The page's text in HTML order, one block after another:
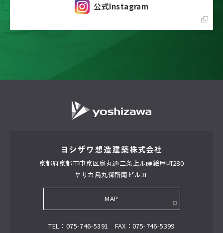
公式Instagram
京都府京都市中京区烏丸通二条上ル蒔絵屋町280
ヤサカ烏丸御所南ビル3F
MAP
TEL 075-746-5391 FAX
075-746-5399